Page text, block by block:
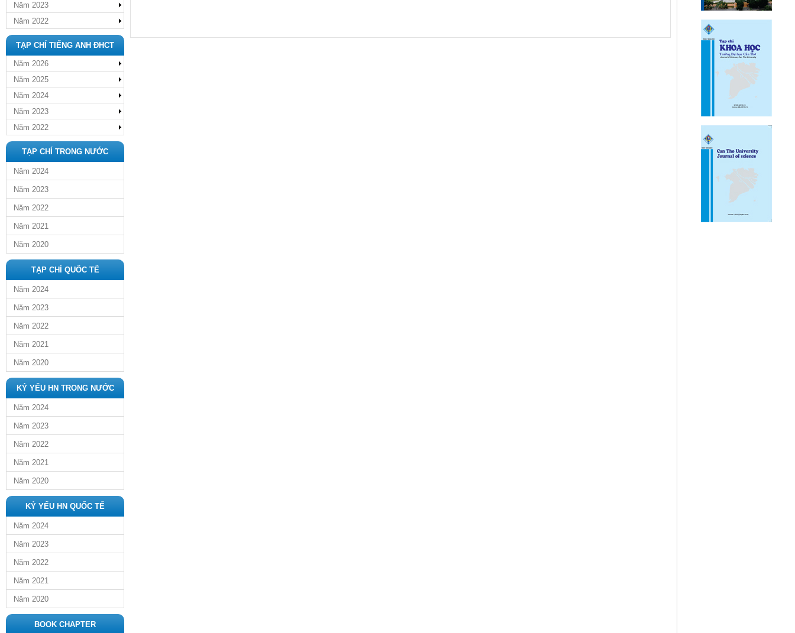
Năm 2023
Năm 2022
TẠP CHÍ TIẾNG ANH ĐHCT
Năm 2026
Năm 2025
Năm 2024
Năm 2023
Năm 2022
TẠP CHÍ TRONG NƯỚC
Năm 2024
Năm 2023
Năm 2022
Năm 2021
Năm 2020
TẠP CHÍ QUỐC TẾ
Năm 2024
Năm 2023
Năm 2022
Năm 2021
Năm 2020
KỶ YẾU HN TRONG NƯỚC
Năm 2024
Năm 2023
Năm 2022
Năm 2021
Năm 2020
KỶ YẾU HN QUỐC TẾ
Năm 2024
Năm 2023
Năm 2022
Năm 2021
Năm 2020
BOOK CHAPTER